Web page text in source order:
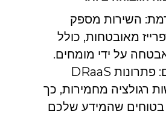
השירות מספק
מאובטחות, כולל
אבטחה על ידי מומחים.
עמידה בתקנים: פתרונות DRaaS
רגולציה מחמירות, כך
בטוחים שהמידע שלכם